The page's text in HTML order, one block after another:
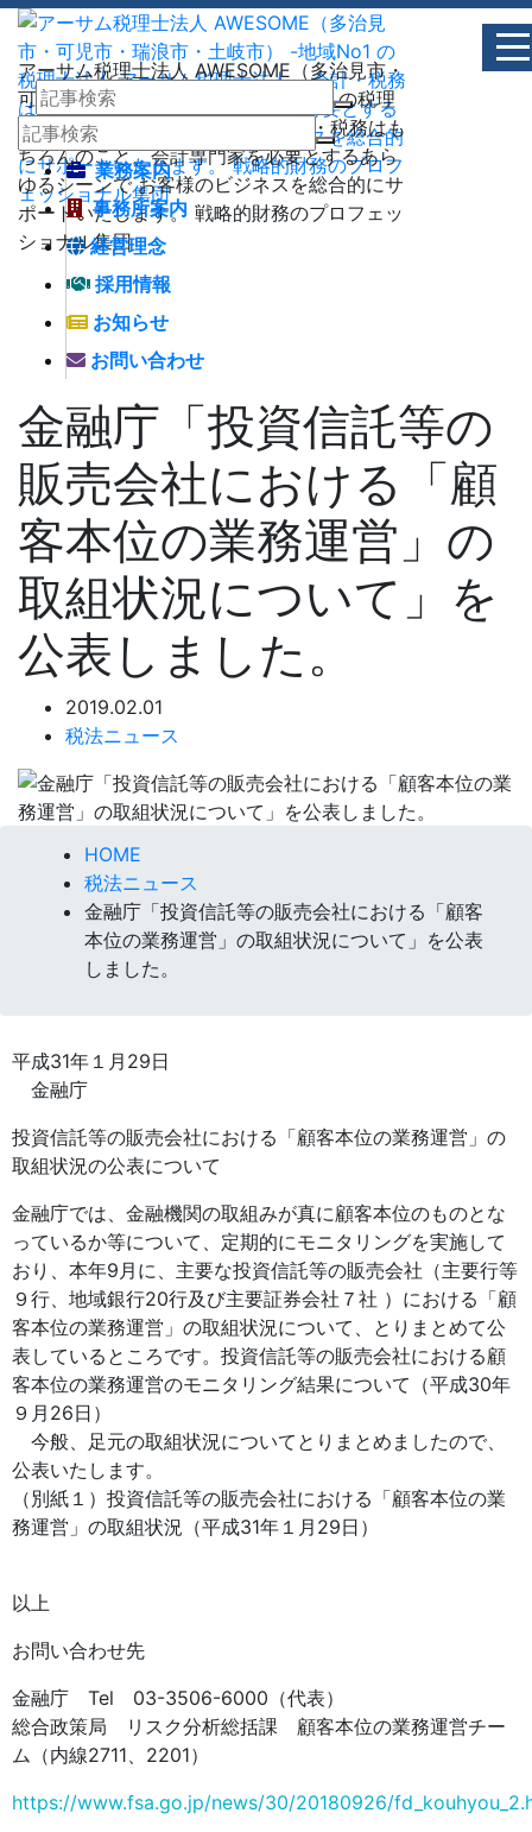
アーサム税理士法人 AWESOME（多治見市・
可児市・瑞浪市・土岐市） -地域No1 の税理
士法人 アーサム税理士法人 – 会計・税務はも
ちろんのこと、会計専門家を必要とするあら
ゆるシーンで お客様のビジネスを総合的にサ
ポートいたします。 戦略的財務のプロフェッ
ショナル集団
業務案内
事務所案内
経営理念
採用情報
お知らせ
お問い合わせ
金融庁「投資信託等の
販売会社における「顧
客本位の業務運営」の
取組状況について」を
公表しました。
2019.02.01
税法ニュース
HOME
税法ニュース
金融庁「投資信託等の販売会社における「顧客
本位の業務運営」の取組状況について」を公表
しました。
平成31年１月29日
金融庁
投資信託等の販売会社における「顧客本位の業務運営」の
取組状況の公表について
金融庁では、金融機関の取組みが真に顧客本位のものとな
っているか等について、定期的にモニタリングを実施して
おり、本年9月に、主要な投資信託等の販売会社（主要行等
９行、地域銀行20行及び主要証券会社７社 ）における「顧
客本位の業務運営」の取組状況について、とりまとめて公
表しているところです。投資信託等の販売会社における顧
客本位の業務運営のモニタリング結果について（平成30年
９月26日）
今般、足元の取組状況についてとりまとめましたので、
公表いたします。
（別紙１）投資信託等の販売会社における「顧客本位の業
務運営」の取組状況（平成31年１月29日）
以上
お問い合わせ先
金融庁 Tel 03-3506-6000（代表）
総合政策局 リスク分析総括課 顧客本位の業務運営チー
ム（内線2711、2201）
https://www.fsa.go.jp/news/30/20180926/